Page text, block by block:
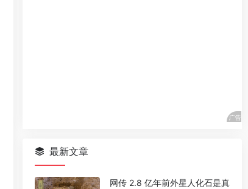
最新文章
网传 2.8 亿年前外星人化石是真